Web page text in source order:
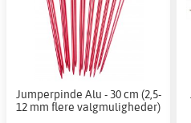
Jumperpinde Alu - 30 cm (2,5-
12 mm flere valgmuligheder)